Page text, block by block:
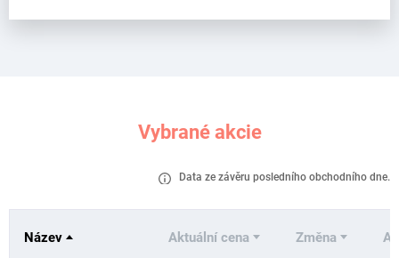
Vybrané akcie
Data ze závěru posledního obchodního dne.
Název Aktuální cena Změna